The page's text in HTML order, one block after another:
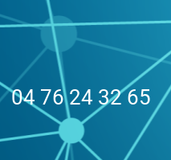
76 24 32 65